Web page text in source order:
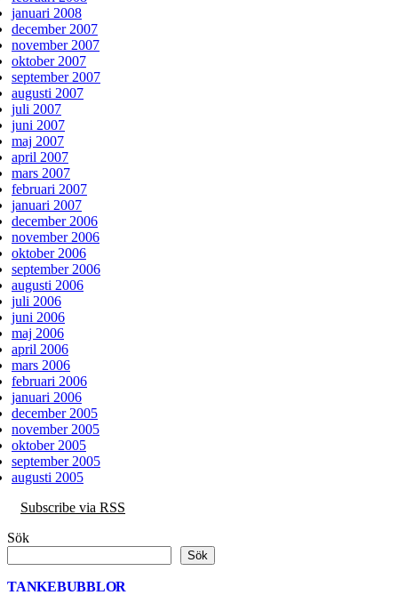
januari 2008
december 2007
november 2007
oktober 2007
september 2007
augusti 2007
juli 2007
juni 2007
maj 2007
april 2007
mars 2007
februari 2007
januari 2007
december 2006
november 2006
oktober 2006
september 2006
augusti 2006
juli 2006
juni 2006
maj 2006
april 2006
mars 2006
februari 2006
januari 2006
december 2005
november 2005
oktober 2005
september 2005
augusti 2005
Subscribe via RSS
Sök
Sök
TANKEBUBBLOR